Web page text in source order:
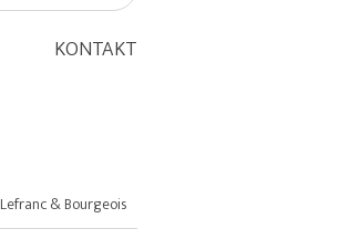
KONTAKT
Lefranc & Bourgeois